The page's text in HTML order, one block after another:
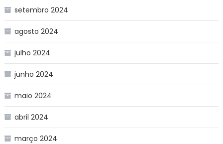
setembro 2024
agosto 2024
julho 2024
junho 2024
maio 2024
abril 2024
março 2024